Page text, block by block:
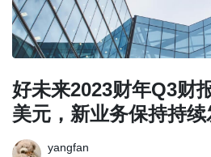
好未来2023财年Q3财
美元，新业务保持持
yangfan